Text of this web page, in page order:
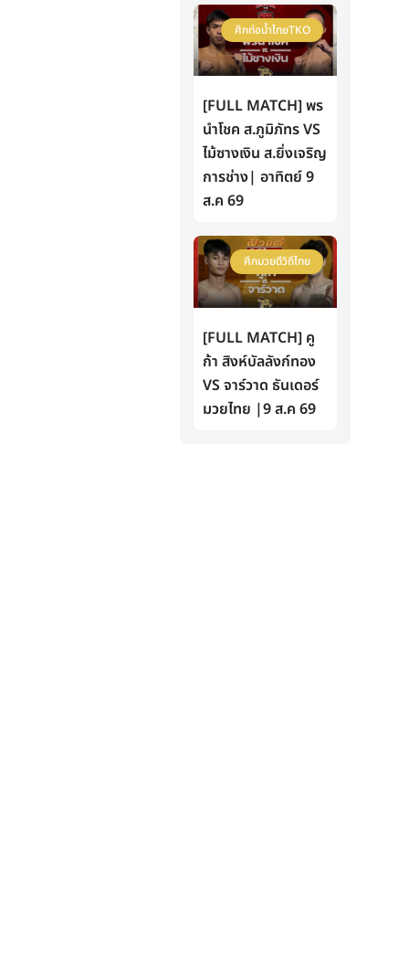
ศึกท่อน้ำไทยTKO
[FULL MATCH] พร
นำโชค ส.ภูมิภัทร VS
ไม้ซางเงิน ส.ยิ่งเจริญ
การช่าง| อาทิตย์ 9
ส.ค 69
ศึกมวยดีวิถีไทย
[FULL MATCH] คู
ก้า สิงห์บัลลังก์ทอง
VS จาร์วาด ธันเดอร์
มวยไทย |9 ส.ค 69